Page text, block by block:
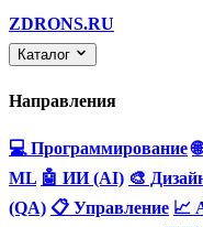
ZDRONS.RU
Каталог
Направления
💻 Программирование
ML 🤖 ИИ (AI) 🎨
(QA) 📋 Управление 📈